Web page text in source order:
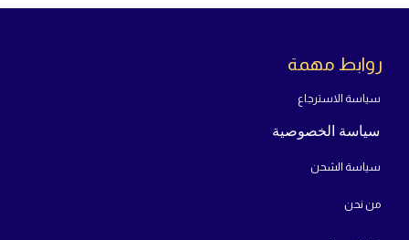
روابط مهمة
سياسة الاسترجاع
سياسة الخصوصية
سياسة الشحن
من نحن